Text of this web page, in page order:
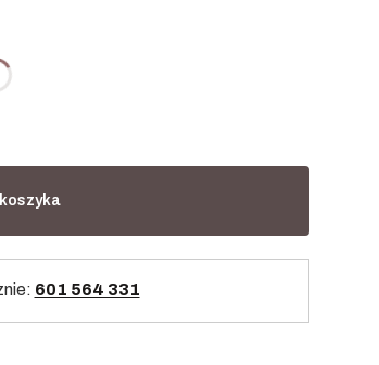
601 564 331